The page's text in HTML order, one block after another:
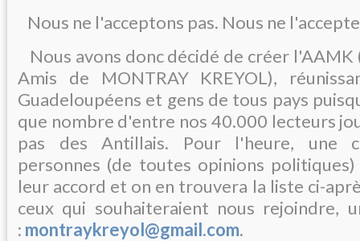
Nous ne l'acceptons pas. Nous ne
Nous avons donc décidé de créer l'AAMK
Amis de MONTRAY KREYOL),
Guadeloupéens et gens de tous pays
que nombre d'entre nos 40.000 lecteurs
pas des Antillais. Pour l'heure, une
personnes (de toutes opinions
leur accord et on en trouvera la liste ci-
ceux qui souhaiteraient nous rejoindre,
: montraykreyol@gmail.com.